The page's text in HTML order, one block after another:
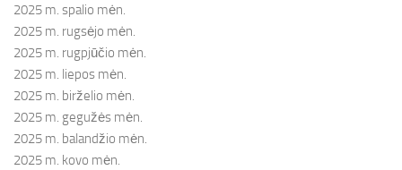
2025 m. spalio mėn.
2025 m. rugsėjo mėn.
2025 m. rugpjūčio mėn.
2025 m. liepos mėn.
2025 m. birželio mėn.
2025 m. gegužės mėn.
2025 m. balandžio mėn.
2025 m. kovo mėn.